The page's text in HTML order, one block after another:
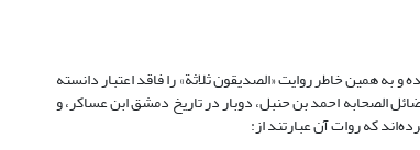
به همین خاطر روایت «الصدیقون ثلاثة» را فاقد اعتبار دانسته
در فضائل الصحابه احمد بن حنبل، دوبار در تاریخ دمشق ابن عساکر، و
که روات آن عبارتند از: